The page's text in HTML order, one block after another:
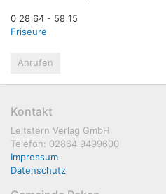
0 28 64 - 58 15
Friseure
Anrufen
Kontakt
Leitstern Verlag GmbH
Telefon: 02864 9499600
Impressum
Datenschutz